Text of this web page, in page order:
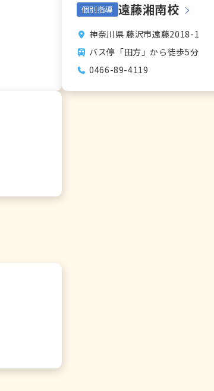
個別指導 遠藤湘南校
神奈川県 藤沢市遠藤2018-1
バス停「田方」から徒歩5分
0466-89-4119